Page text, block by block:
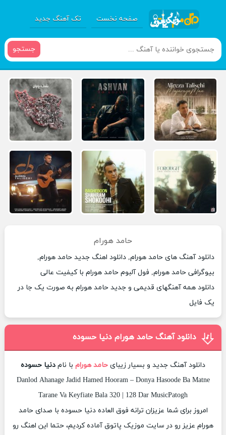
صفحه نخست تک آهنگ جدید
جستجو
حامد هورام
دانلود آهنگ های حامد هورام, دانلود اهنگ جدید حامد هورام,
بیوگرافی حامد هورام, فول آلبوم حامد هورام با کیفیت عالی
دانلود همه آهنگهای قدیمی و جدید حامد هورام به صورت یک جا در
یک فایل
دانلود آهنگ حامد هورام دنیا حسوده
دانلود آهنگ جدید و بسیار زیبای حامد هورام با نام دنیا حسوده
Danlod Ahanage Jadid Hamed Hooram – Donya Hasoode Ba Matne
Tarane Va Keyfiate Bala 320 | 128 Dar MusicPatogh
امروز برای شما عزیزان ترانه فوق العاده دنیا حسوده با صدای حامد
هورام عزیز رو در سایت موزیک پاتوق آماده کردیم، حتما این اهنگ رو